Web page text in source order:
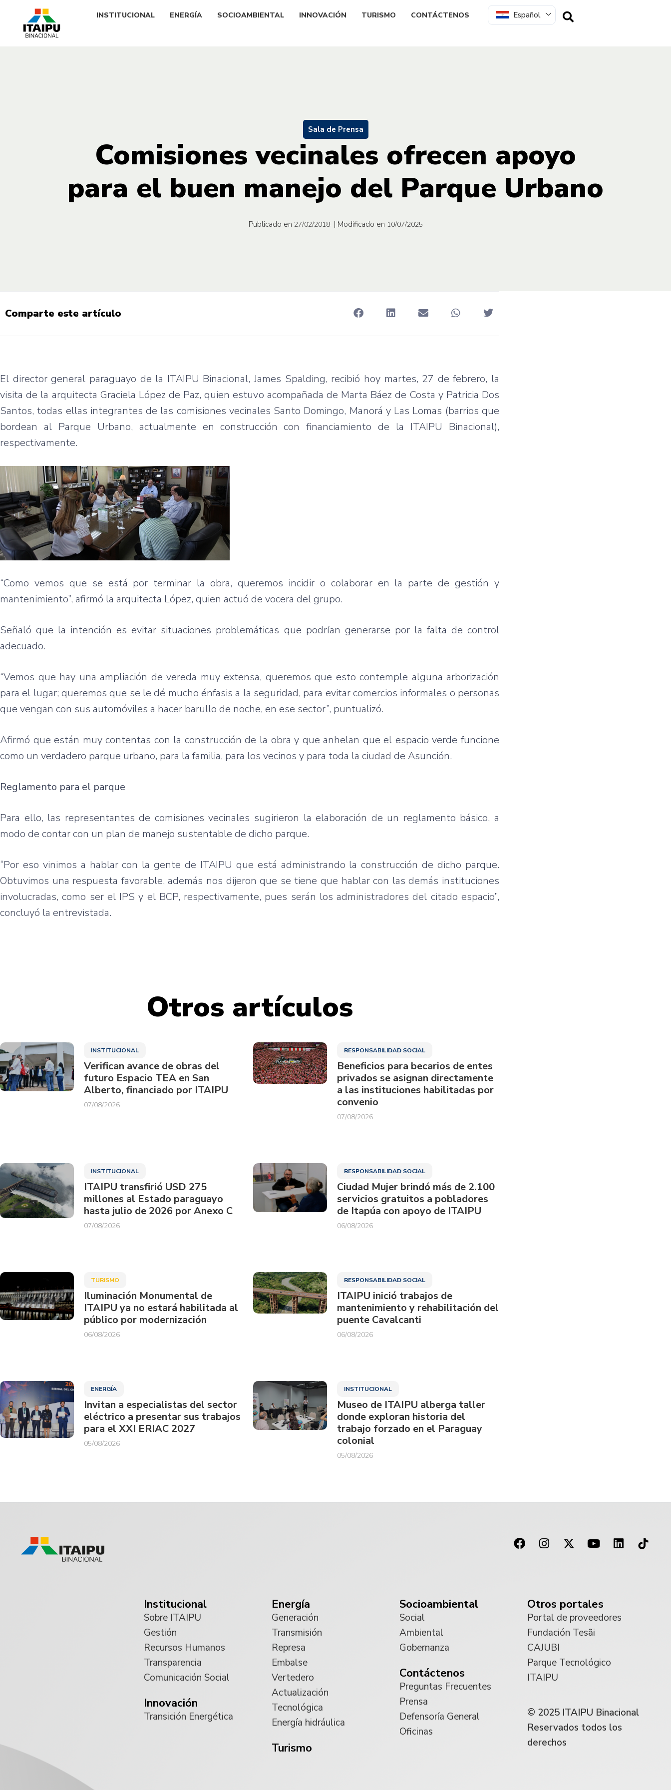
INSTITUCIONAL ENERGÍA SOCIOAMBIENTAL INNOVACIÓN TURISMO CONTÁCTENOS Español
Sala de Prensa
Comisiones vecinales ofrecen apoyo
para el buen manejo del Parque Urbano
Publicado en 27/02/2018 | Modificado en 10/07/2025
Comparte este artículo
El director general paraguayo de la ITAIPU Binacional, James Spalding, recibió hoy martes, 27 de febrero, la
visita de la arquitecta Graciela López de Paz, quien estuvo acompañada de Marta Báez de Costa y Patricia Dos
Santos, todas ellas integrantes de las comisiones vecinales Santo Domingo, Manorá y Las Lomas (barrios que
bordean al Parque Urbano, actualmente en construcción con financiamiento de la ITAIPU Binacional),
respectivamente.
“Como vemos que se está por terminar la obra, queremos incidir o colaborar en la parte de gestión y
mantenimiento”, afirmó la arquitecta López, quien actuó de vocera del grupo.
Señaló que la intención es evitar situaciones problemáticas que podrían generarse por la falta de control
adecuado.
“Vemos que hay una ampliación de vereda muy extensa, queremos que esto contemple alguna arborización
para el lugar; queremos que se le dé mucho énfasis a la seguridad, para evitar comercios informales o personas
que vengan con sus automóviles a hacer barullo de noche, en ese sector”, puntualizó.
Afirmó que están muy contentas con la construcción de la obra y que anhelan que el espacio verde funcione
como un verdadero parque urbano, para la familia, para los vecinos y para toda la ciudad de Asunción.
Reglamento para el parque
Para ello, las representantes de comisiones vecinales sugirieron la elaboración de un reglamento básico, a
modo de contar con un plan de manejo sustentable de dicho parque.
“Por eso vinimos a hablar con la gente de ITAIPU que está administrando la construcción de dicho parque.
Obtuvimos una respuesta favorable, además nos dijeron que se tiene que hablar con las demás instituciones
involucradas, como ser el IPS y el BCP, respectivamente, pues serán los administradores del citado espacio”,
concluyó la entrevistada.
Otros artículos
INSTITUCIONAL
Verifican avance de obras del
futuro Espacio TEA en San
Alberto, financiado por ITAIPU
07/08/2026
RESPONSABILIDAD SOCIAL
Beneficios para becarios de entes
privados se asignan directamente
a las instituciones habilitadas por
convenio
07/08/2026
INSTITUCIONAL
ITAIPU transfirió USD 275
millones al Estado paraguayo
hasta julio de 2026 por Anexo C
07/08/2026
RESPONSABILIDAD SOCIAL
Ciudad Mujer brindó más de 2.100
servicios gratuitos a pobladores
de Itapúa con apoyo de ITAIPU
06/08/2026
TURISMO
Iluminación Monumental de
ITAIPU ya no estará habilitada al
público por modernización
06/08/2026
RESPONSABILIDAD SOCIAL
ITAIPU inició trabajos de
mantenimiento y rehabilitación del
puente Cavalcanti
06/08/2026
ENERGÍA
Invitan a especialistas del sector
eléctrico a presentar sus trabajos
para el XXI ERIAC 2027
05/08/2026
INSTITUCIONAL
Museo de ITAIPU alberga taller
donde exploran historia del
trabajo forzado en el Paraguay
colonial
05/08/2026
Institucional
Sobre ITAIPU
Gestión
Recursos Humanos
Transparencia
Comunicación Social
Innovación
Transición Energética
Energía
Generación
Transmisión
Represa
Embalse
Vertedero
Actualización
Tecnológica
Energía hidráulica
Turismo
Socioambiental
Social
Ambiental
Gobernanza
Contáctenos
Preguntas Frecuentes
Prensa
Defensoría General
Oficinas
Otros portales
Portal de proveedores
Fundación Tesãi
CAJUBI
Parque Tecnológico
ITAIPU
© 2025 ITAIPU Binacional
Reservados todos los
derechos